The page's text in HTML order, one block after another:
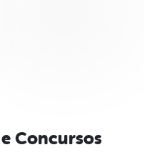
Concursos